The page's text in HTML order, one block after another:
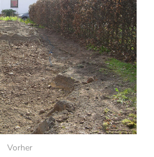
Vorher